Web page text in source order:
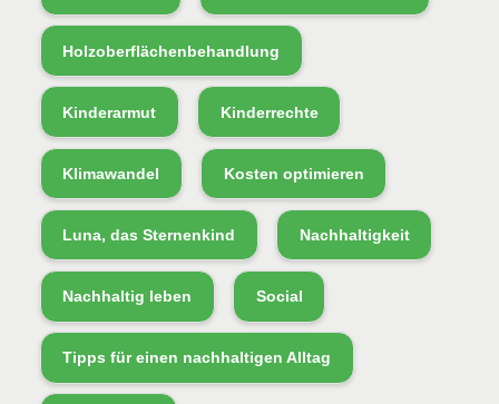
Holzoberflächenbehandlung
Kinderarmut Kinderrechte
Klimawandel Kosten optimieren
Luna, das Sternenkind Nachhaltigkeit
Nachhaltig leben Social
Tipps für einen nachhaltigen Alltag